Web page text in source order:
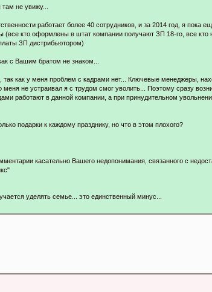
не увижу...
работает более 40 сотрудников, и за 2014 год, я пока
(все кто оформлены в штат компании получают ЗП 18-го, все кто
ЗП дистрибьютором)
с Вашим братом не знаком...
так как у меня проблем с кадрами нет... Ключевые менеджеры,
не устраивал я с трудом смог уволить... Поэтому сразу
работают в данной компании, а при принудительном
подарки к каждому празднику, но что в этом плохого?
касательно Вашего недопонимания, связанного с
уделять семье... это единственный минус...